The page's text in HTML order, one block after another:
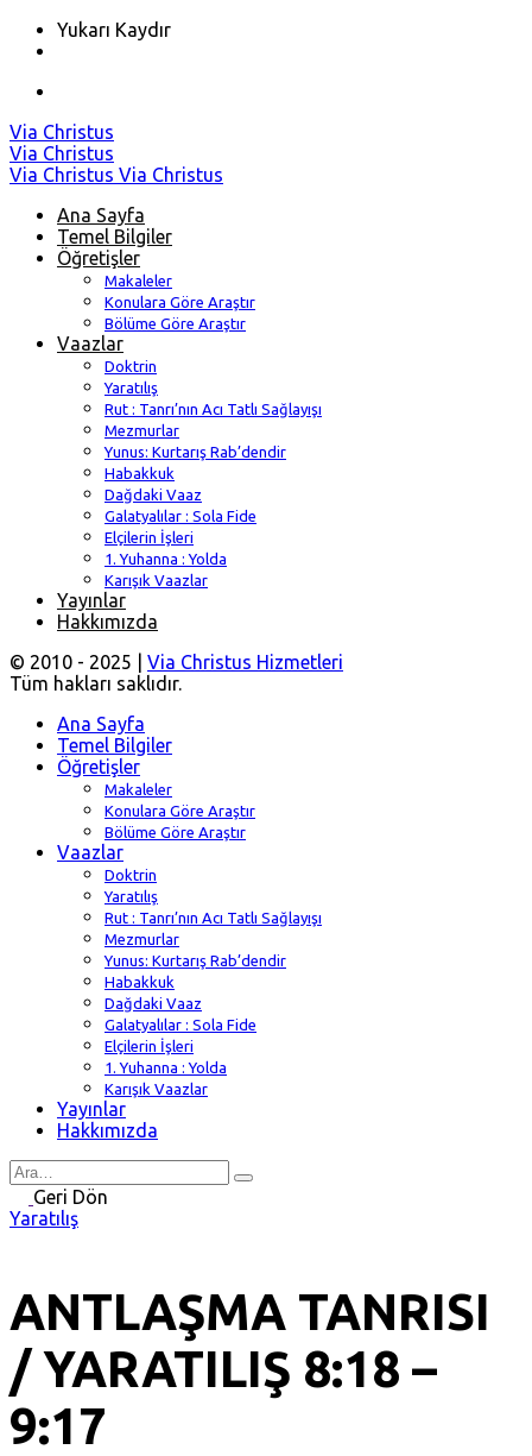
Yukarı Kaydır
Skip
to
content
Via Christus
Via Christus
Via Christus Via Christus
Ana Sayfa
Temel Bilgiler
Öğretişler
Makaleler
Konulara Göre Araştır
Bölüme Göre Araştır
Vaazlar
Doktrin
Yaratılış
Rut : Tanrı’nın Acı Tatlı Sağlayışı
Mezmurlar
Yunus: Kurtarış Rab’dendir
Habakkuk
Dağdaki Vaaz
Galatyalılar : Sola Fide
Elçilerin İşleri
1. Yuhanna : Yolda
Karışık Vaazlar
Yayınlar
Hakkımızda
© 2010 - 2025 | Via Christus Hizmetleri
Tüm hakları saklıdır.
Ana Sayfa
Temel Bilgiler
Öğretişler
Makaleler
Konulara Göre Araştır
Bölüme Göre Araştır
Vaazlar
Doktrin
Yaratılış
Rut : Tanrı’nın Acı Tatlı Sağlayışı
Mezmurlar
Yunus: Kurtarış Rab’dendir
Habakkuk
Dağdaki Vaaz
Galatyalılar : Sola Fide
Elçilerin İşleri
1. Yuhanna : Yolda
Karışık Vaazlar
Yayınlar
Hakkımızda
Search
forGeri Dön
Yaratılış
ANTLAŞMA TANRISI
/ YARATILIŞ 8:18 –
9:17